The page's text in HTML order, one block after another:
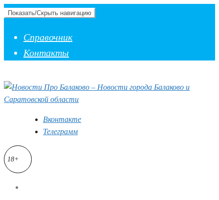
Показать/Скрыть навигацию
Справочник
Контакты
Вконтакте
Телеграмм
18+